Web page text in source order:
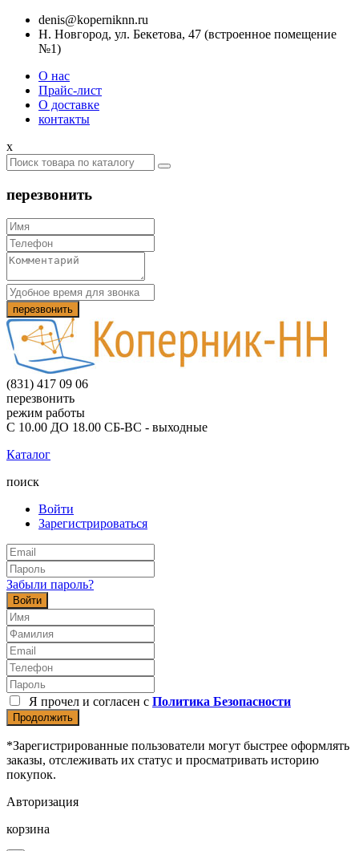
denis@koperniknn.ru
Н. Новгород, ул. Бекетова, 47 (встроенное помещение
№1)
О нас
Прайс-лист
О доставке
контакты
x
перезвонить
(831) 417 09 06
перезвонить
режим работы
С 10.00 ДО 18.00 СБ-ВС - выходные
Каталог
поиск
Войти
Зарегистрироваться
Забыли пароль?
Войти
Я прочел и согласен с Политика Безопасности
Продолжить
*Зарегистрированные пользователи могут быстрее оформлять
заказы, отслеживать их статус и просматривать историю
покупок.
Авторизация
корзина